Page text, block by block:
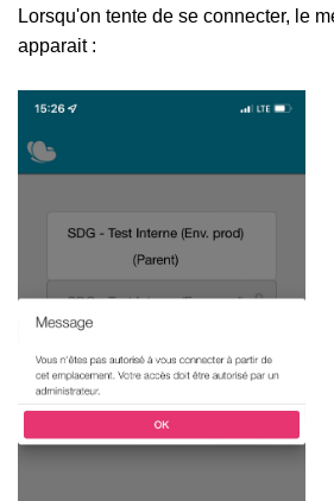
Lorsqu'on tente de se connecter, le
apparait :